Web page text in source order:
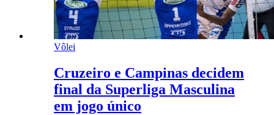
Vôlei
Cruzeiro e Campinas decidem
final da Superliga Masculina
em jogo único